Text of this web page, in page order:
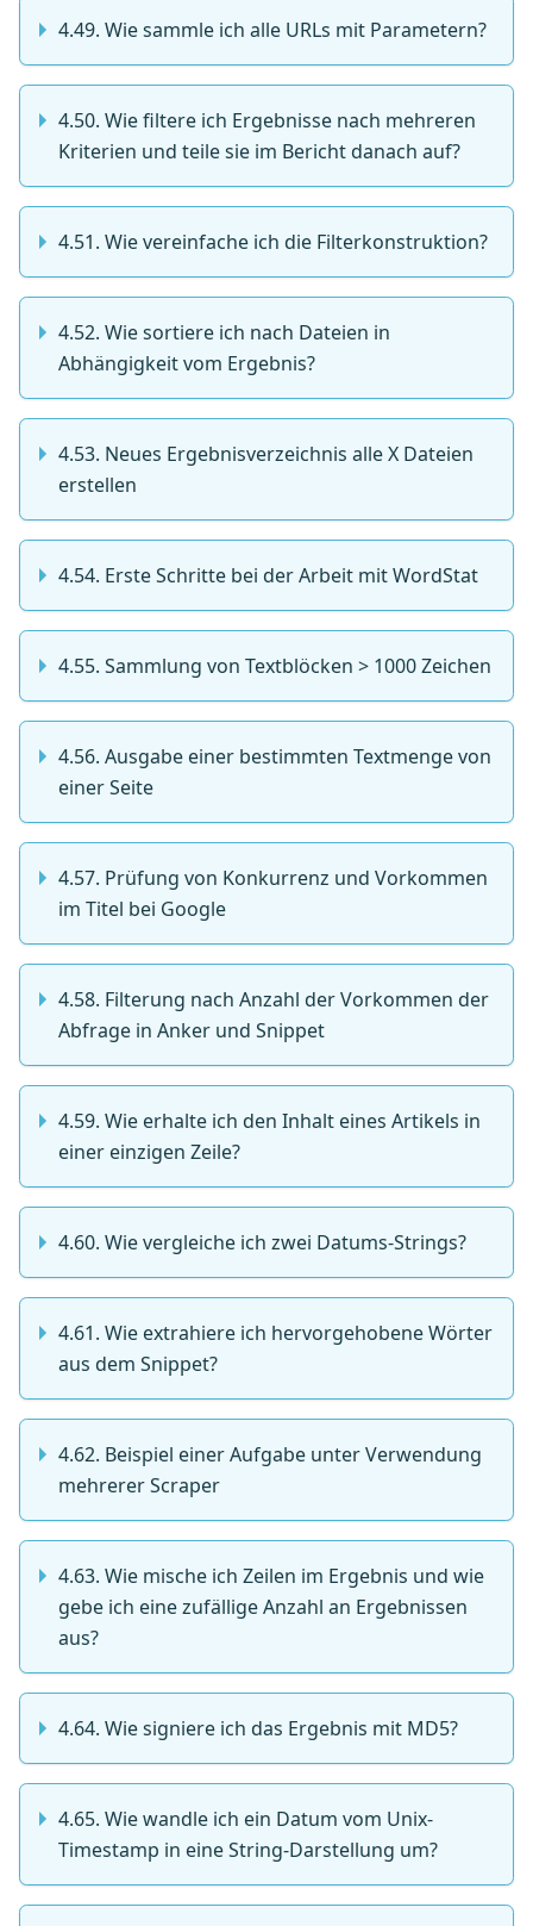
4.49. Wie sammle ich alle URLs mit Parametern?
4.50. Wie filtere ich Ergebnisse nach mehreren
Kriterien und teile sie im Bericht danach auf?
4.51. Wie vereinfache ich die Filterkonstruktion?
4.52. Wie sortiere ich nach Dateien in
Abhängigkeit vom Ergebnis?
4.53. Neues Ergebnisverzeichnis alle X Dateien
erstellen
4.54. Erste Schritte bei der Arbeit mit WordStat
4.55. Sammlung von Textblöcken > 1000 Zeichen
4.56. Ausgabe einer bestimmten Textmenge von
einer Seite
4.57. Prüfung von Konkurrenz und Vorkommen
im Titel bei Google
4.58. Filterung nach Anzahl der Vorkommen der
Abfrage in Anker und Snippet
4.59. Wie erhalte ich den Inhalt eines Artikels in
einer einzigen Zeile?
4.60. Wie vergleiche ich zwei Datums-Strings?
4.61. Wie extrahiere ich hervorgehobene Wörter
aus dem Snippet?
4.62. Beispiel einer Aufgabe unter Verwendung
mehrerer Scraper
4.63. Wie mische ich Zeilen im Ergebnis und wie
gebe ich eine zufällige Anzahl an Ergebnissen
aus?
4.64. Wie signiere ich das Ergebnis mit MD5?
4.65. Wie wandle ich ein Datum vom Unix-
Timestamp in eine String-Darstellung um?